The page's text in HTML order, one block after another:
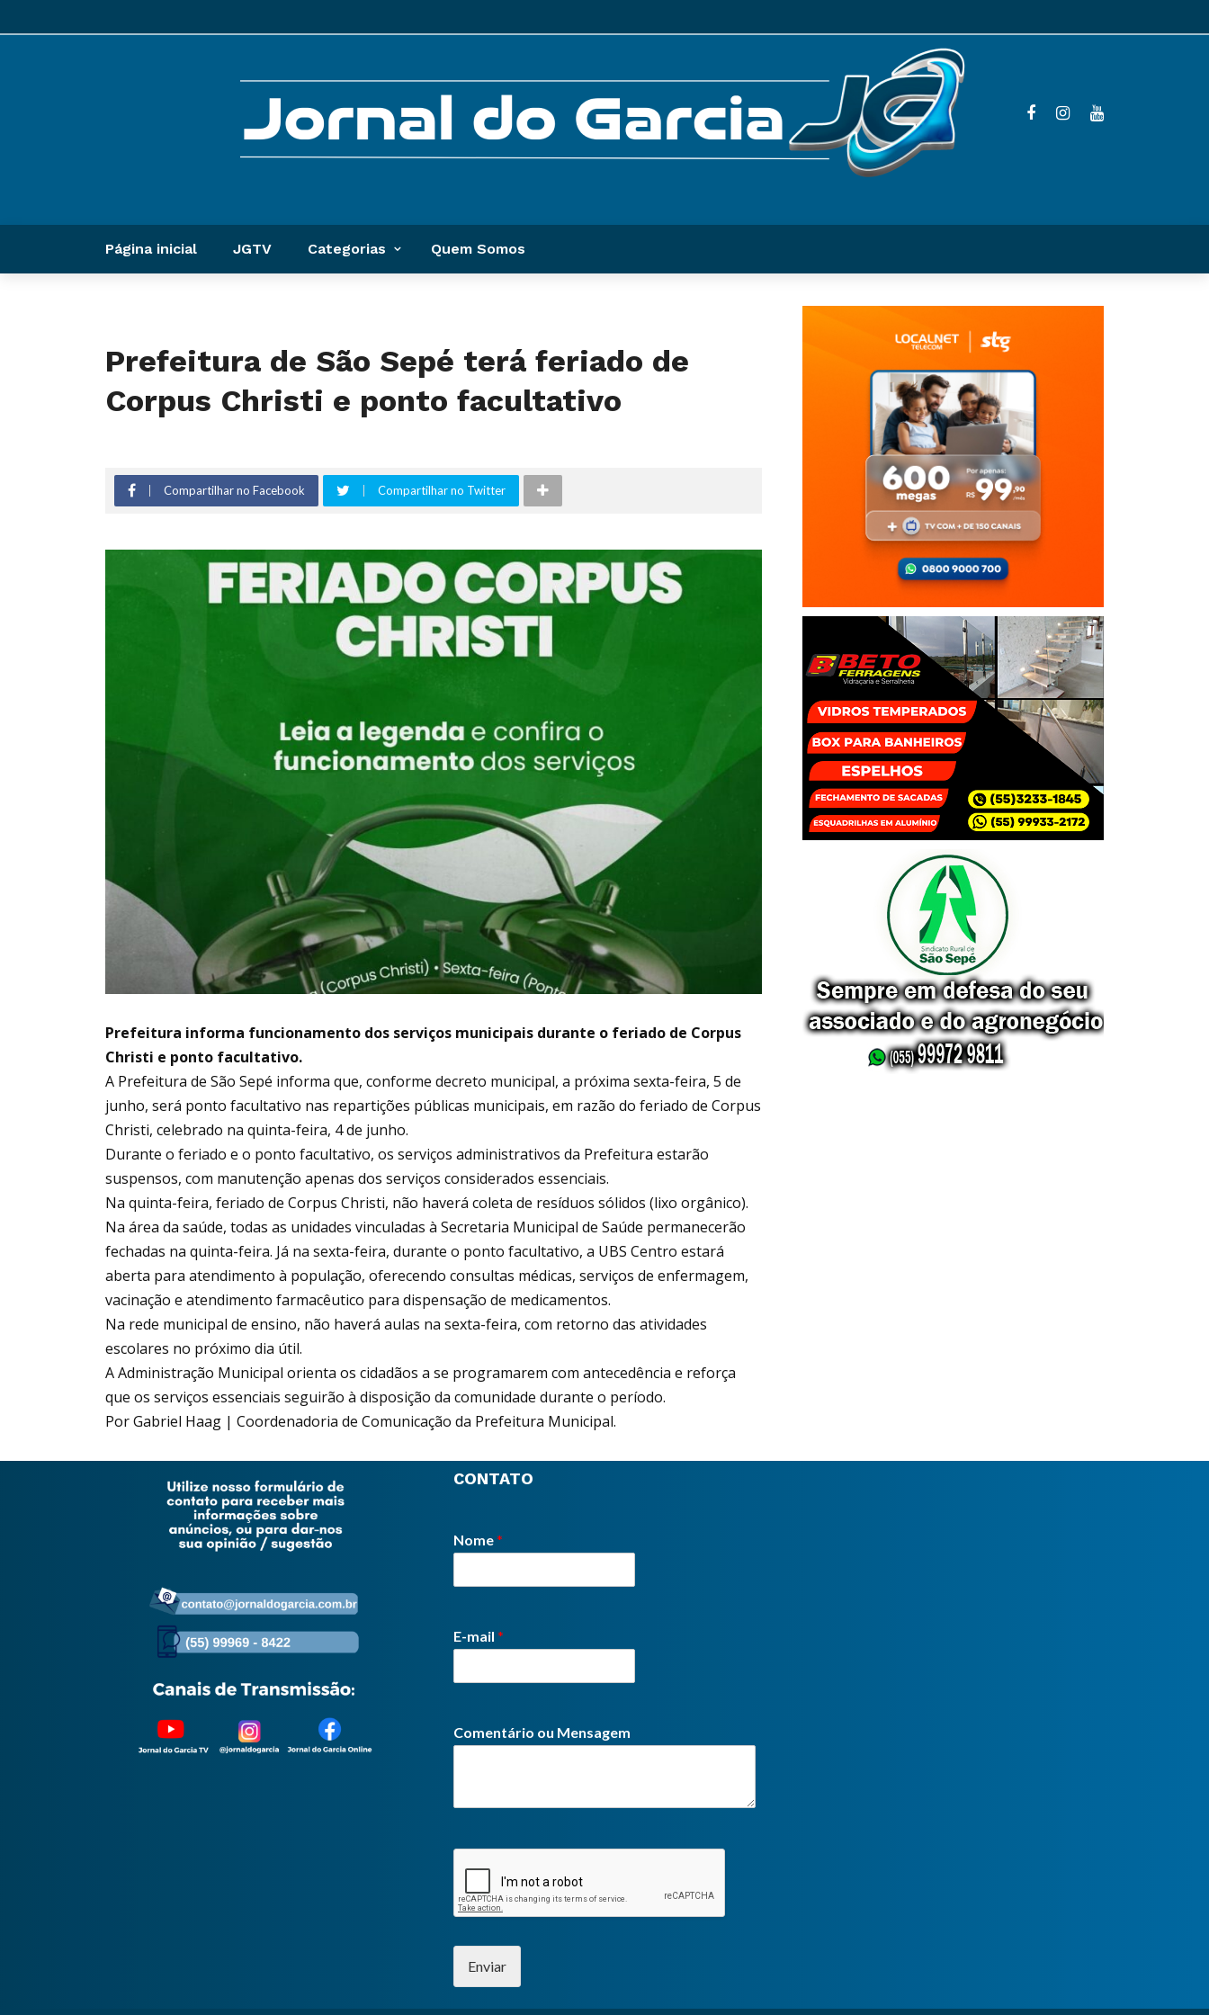
Página inicial JGTV Categorias Quem Somos
Prefeitura de São Sepé terá feriado de
Corpus Christi e ponto facultativo
Compartilhar no Facebook Compartilhar no Twitter
Prefeitura informa funcionamento dos serviços municipais durante o feriado de Corpus
Christi e ponto facultativo.
A Prefeitura de São Sepé informa que, conforme decreto municipal, a próxima sexta-feira, 5 de
junho, será ponto facultativo nas repartições públicas municipais, em razão do feriado de Corpus
Christi, celebrado na quinta-feira, 4 de junho.
Durante o feriado e o ponto facultativo, os serviços administrativos da Prefeitura estarão
suspensos, com manutenção apenas dos serviços considerados essenciais.
Na quinta-feira, feriado de Corpus Christi, não haverá coleta de resíduos sólidos (lixo orgânico).
Na área da saúde, todas as unidades vinculadas à Secretaria Municipal de Saúde permanecerão
fechadas na quinta-feira. Já na sexta-feira, durante o ponto facultativo, a UBS Centro estará
aberta para atendimento à população, oferecendo consultas médicas, serviços de enfermagem,
vacinação e atendimento farmacêutico para dispensação de medicamentos.
Na rede municipal de ensino, não haverá aulas na sexta-feira, com retorno das atividades
escolares no próximo dia útil.
A Administração Municipal orienta os cidadãos a se programarem com antecedência e reforça
que os serviços essenciais seguirão à disposição da comunidade durante o período.
Por Gabriel Haag | Coordenadoria de Comunicação da Prefeitura Municipal.
CONTATO
Nome*
E-mail *
Comentário ou Mensagem
Enviar